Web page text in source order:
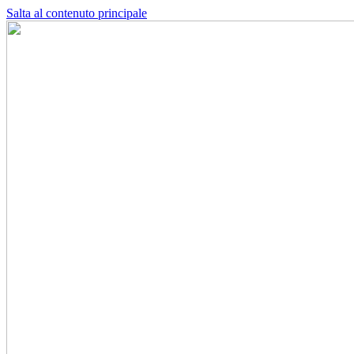
Salta al contenuto principale